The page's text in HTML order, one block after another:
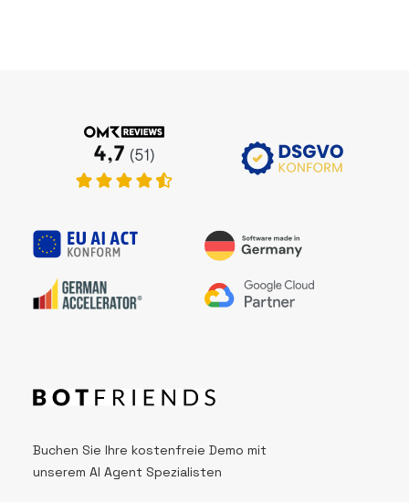
Buchen Sie Ihre kostenfreie Demo mit
unserem AI Agent Spezialisten